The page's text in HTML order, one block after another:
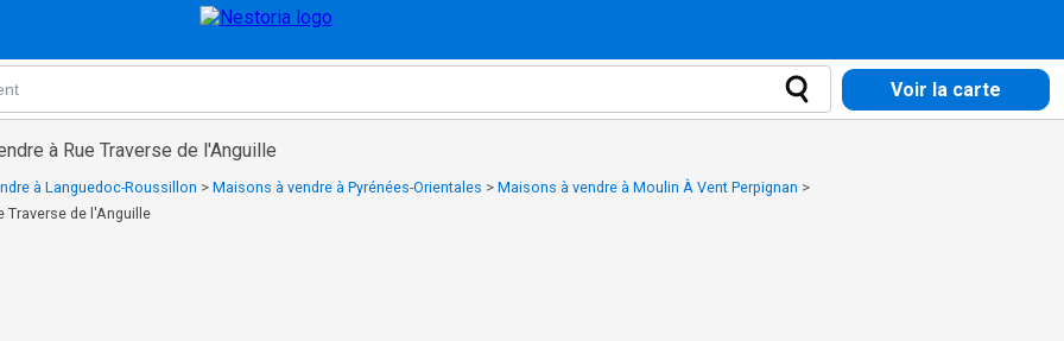
Voir la carte
à Rue Traverse de l'Anguille
à Languedoc-Roussillon > Maisons à vendre à Pyrénées-Orientales > Maisons à vendre à Moulin À Vent Perpignan >
Traverse de l'Anguille